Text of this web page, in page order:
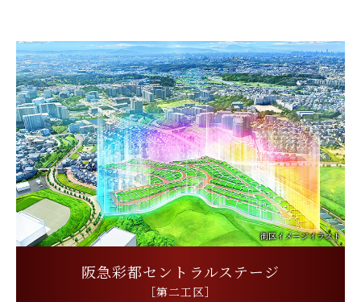
街区イメージイラスト
阪急彩都セントラルステージ
［第二工区］